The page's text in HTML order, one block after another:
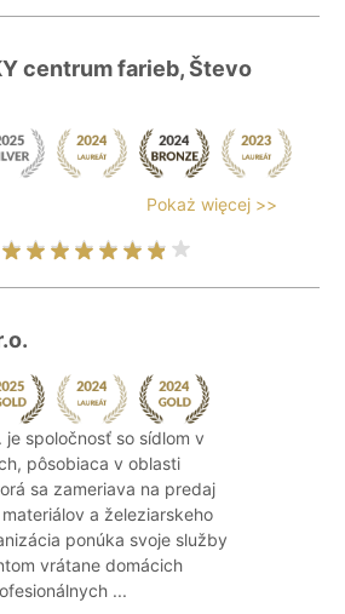
centrum farieb, Števo
Pokaż więcej >>
je spoločnosť so sídlom v
pôsobiaca v oblasti
sa zameriava na predaj
a železiarskeho
ponúka svoje služby
vrátane domácich
...